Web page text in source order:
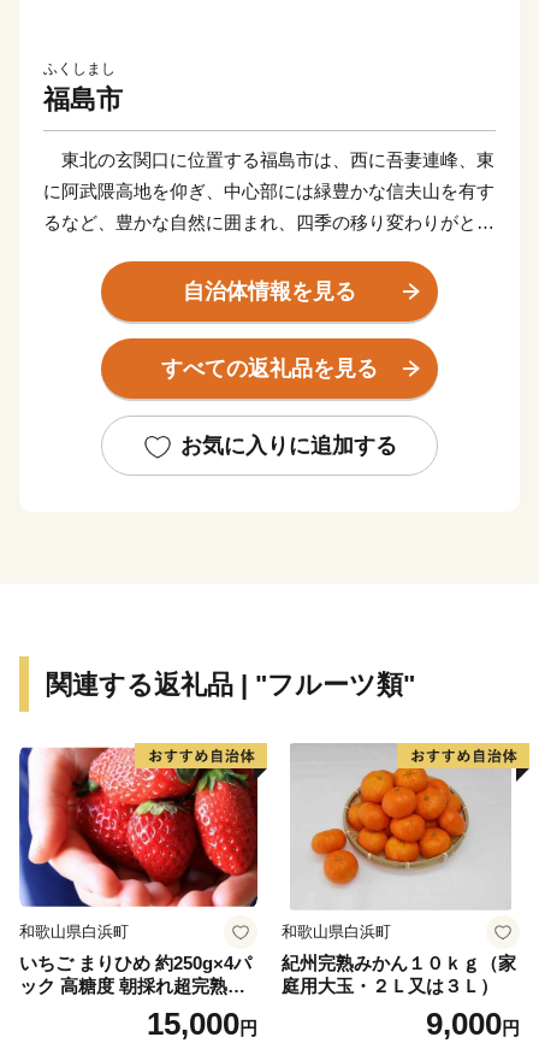
ふくしまし
福島市
東北の玄関口に位置する福島市は、西に吾妻連峰、東
に阿武隈高地を仰ぎ、中心部には緑豊かな信夫山を有す
るなど、豊かな自然に囲まれ、四季の移り変わりがとて
また、俳聖松尾芭蕉も訪れたという歴史と伝統に培わ
れた「飯坂温泉」をはじめ、こけしと水芭蕉の里「土湯
温泉」や奥州三高湯の一つに数えられる温泉郷「高湯温
泉」といったそれぞれに特色のある温泉地を有している
シやブドウ、初冬のリンゴなど、一年中くだものの絶え
ない「くだものの宝石箱」として全国の皆様に親しまれ
自治体情報を見る
すべての返礼品を見る
お気に入りに追加する
関連する返礼品 | "フルーツ類"
和歌山県白浜町
いちご まりひめ 約250g×4パ
ック 高糖度 朝採れ超完熟ま
りひめ 1月以降発送分
15,000円
和歌山県白浜町
紀州完熟みかん１０ｋｇ（家
庭用大玉・２Ｌ又は３Ｌ）
9,000円